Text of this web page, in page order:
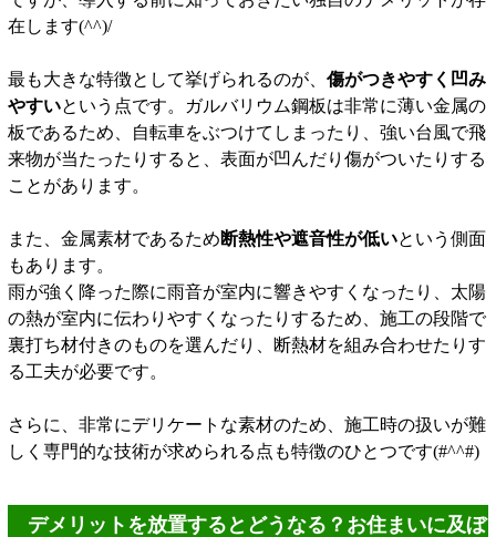
在します(^^)/
最も大きな特徴として挙げられるのが、 傷がつきやすく凹み
やすいという点です。ガルバリウム鋼板は非常に薄い金属の
板であるため、自転車をぶつけてしまったり、強い台風で飛
来物が当たったりすると、表面が凹んだり傷がついたりする
ことがあります。
また、金属素材であるため断熱性や遮音性が低いという側面
もあります。
雨が強く降った際に雨音が室内に響きやすくなったり、太陽
の熱が室内に伝わりやすくなったりするため、施工の段階で
裏打ち材付きのものを選んだり、断熱材を組み合わせたりす
る工夫が必要です。
さらに、非常にデリケートな素材のため、施工時の扱いが難
しく専門的な技術が求められる点も特徴のひとつです(#^^#)
デメリットを放置するとどうなる？お住まいに及ぼ